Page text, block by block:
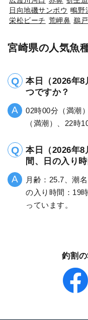
日向地磯サンポウ 鴫野
栄松ビーチ 荒岬鼻 鵜
宮崎県の人気魚
本日（2026年
つですか？
02時00分（満潮
（満潮）、22時
本日（2026年
間、日の入り
月齢：25.7、潮
の入り時間：19
っています。
釣割